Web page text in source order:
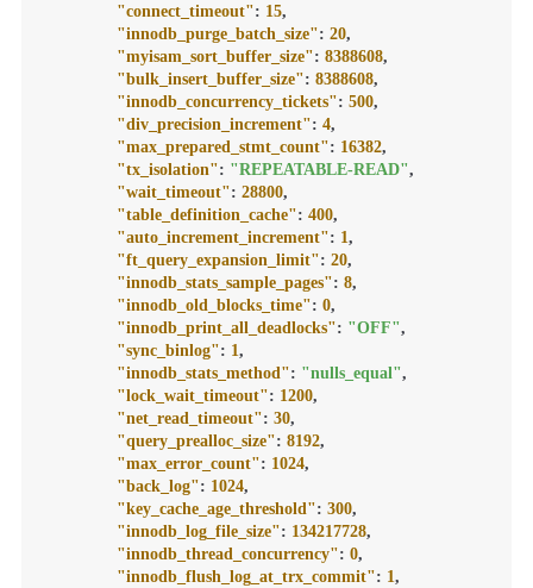
"connect_timeout": 15,
"innodb_purge_batch_size": 20,
"myisam_sort_buffer_size": 8388608,
"bulk_insert_buffer_size": 8388608,
"innodb_concurrency_tickets": 500,
"div_precision_increment": 4,
"max_prepared_stmt_count": 16382,
"tx_isolation": "REPEATABLE-READ",
"wait_timeout": 28800,
"table_definition_cache": 400,
"auto_increment_increment": 1,
"ft_query_expansion_limit": 20,
"innodb_stats_sample_pages": 8,
"innodb_old_blocks_time": 0,
"innodb_print_all_deadlocks": "OFF",
"sync_binlog": 1,
"innodb_stats_method": "nulls_equal",
"lock_wait_timeout": 1200,
"net_read_timeout": 30,
"query_prealloc_size": 8192,
"max_error_count": 1024,
"back_log": 1024,
"key_cache_age_threshold": 300,
"innodb_log_file_size": 134217728,
"innodb_thread_concurrency": 0,
"innodb_flush_log_at_trx_commit": 1,